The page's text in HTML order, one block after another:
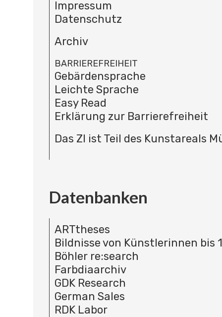
Impressum
Datenschutz
Archiv
BARRIEREFREIHEIT
Gebärdensprache
Leichte Sprache
Easy Read
Erklärung zur Barrierefreiheit
Das ZI ist Teil des Kunstareals
Datenbanken
ARTtheses
Bildnisse von Künstlerinnen bis
Böhler re:search
Farbdiaarchiv
GDK Research
German Sales
RDK Labor